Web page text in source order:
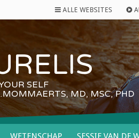
ALLE WEBSITES
SELF
MD, MSC, PHD
WETENSCHAP SESSIE VAN DE